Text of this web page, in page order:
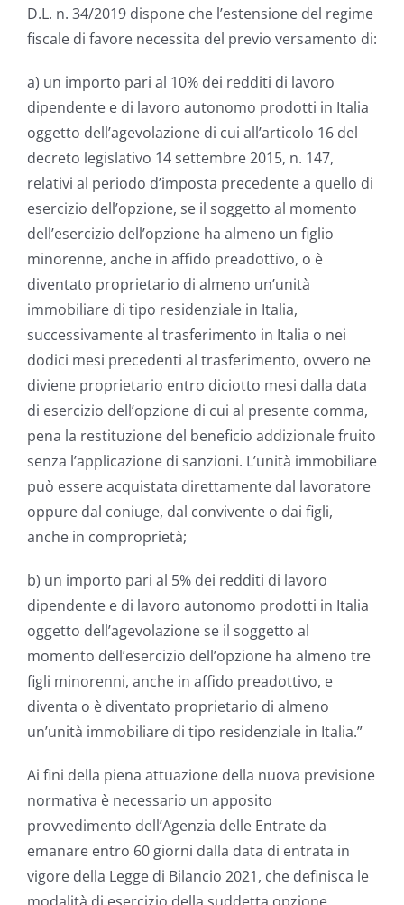
D.L. n. 34/2019 dispone che l’estensione del regime
fiscale di favore necessita del previo versamento di:
a) un importo pari al 10% dei redditi di lavoro
dipendente e di lavoro autonomo prodotti in Italia
oggetto dell’agevolazione di cui all’articolo 16 del
decreto legislativo 14 settembre 2015, n. 147,
relativi al periodo d’imposta precedente a quello di
esercizio dell’opzione, se il soggetto al momento
dell’esercizio dell’opzione ha almeno un figlio
minorenne, anche in affido preadottivo, o è
diventato proprietario di almeno un’unità
immobiliare di tipo residenziale in Italia,
successivamente al trasferimento in Italia o nei
dodici mesi precedenti al trasferimento, ovvero ne
diviene proprietario entro diciotto mesi dalla data
di esercizio dell’opzione di cui al presente comma,
pena la restituzione del beneficio addizionale fruito
senza l’applicazione di sanzioni. L’unità immobiliare
può essere acquistata direttamente dal lavoratore
oppure dal coniuge, dal convivente o dai figli,
anche in comproprietà;
b) un importo pari al 5% dei redditi di lavoro
dipendente e di lavoro autonomo prodotti in Italia
oggetto dell’agevolazione se il soggetto al
momento dell’esercizio dell’opzione ha almeno tre
figli minorenni, anche in affido preadottivo, e
diventa o è diventato proprietario di almeno
un’unità immobiliare di tipo residenziale in Italia.”
Ai fini della piena attuazione della nuova previsione
normativa è necessario un apposito
provvedimento dell’Agenzia delle Entrate da
emanare entro 60 giorni dalla data di entrata in
vigore della Legge di Bilancio 2021, che definisca le